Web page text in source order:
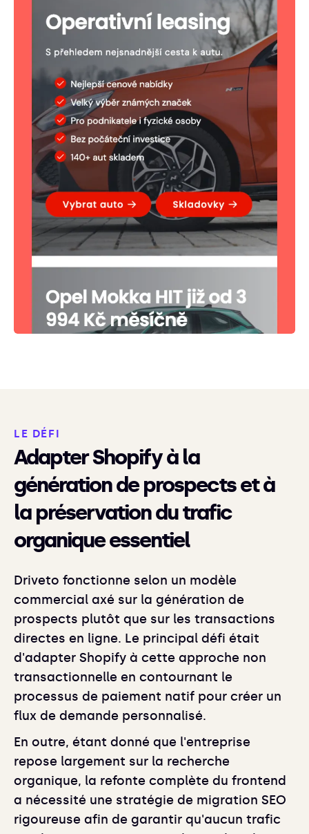
LE DÉFI
Adapter Shopify à la
génération de prospects et à
la préservation du trafic
organique essentiel
Driveto fonctionne selon un modèle
commercial axé sur la génération de
prospects plutôt que sur les transactions
directes en ligne. Le principal défi était
d'adapter Shopify à cette approche non
transactionnelle en contournant le
processus de paiement natif pour créer un
flux de demande personnalisé.
En outre, étant donné que l'entreprise
repose largement sur la recherche
organique, la refonte complète du frontend
a nécessité une stratégie de migration SEO
rigoureuse afin de garantir qu'aucun trafic